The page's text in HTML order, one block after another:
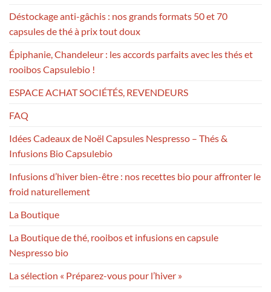
Déstockage anti-gâchis : nos grands formats 50 et 70
capsules de thé à prix tout doux
Épiphanie, Chandeleur : les accords parfaits avec les thés et
rooibos Capsulebio !
ESPACE ACHAT SOCIÉTÉS, REVENDEURS
FAQ
Idées Cadeaux de Noël Capsules Nespresso – Thés &
Infusions Bio Capsulebio
Infusions d’hiver bien-être : nos recettes bio pour affronter le
froid naturellement
La Boutique
La Boutique de thé, rooibos et infusions en capsule
Nespresso bio
La sélection « Préparez-vous pour l’hiver »